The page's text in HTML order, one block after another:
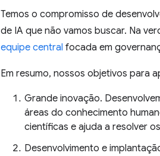
Temos o compromisso de
de IA que não vamos buscar. Na
equipe central focada em
Em resumo, nossos objetivos para
Grande inovação.
áreas do conhecimento
científicas e ajuda a resolver
Desenvolvimento e